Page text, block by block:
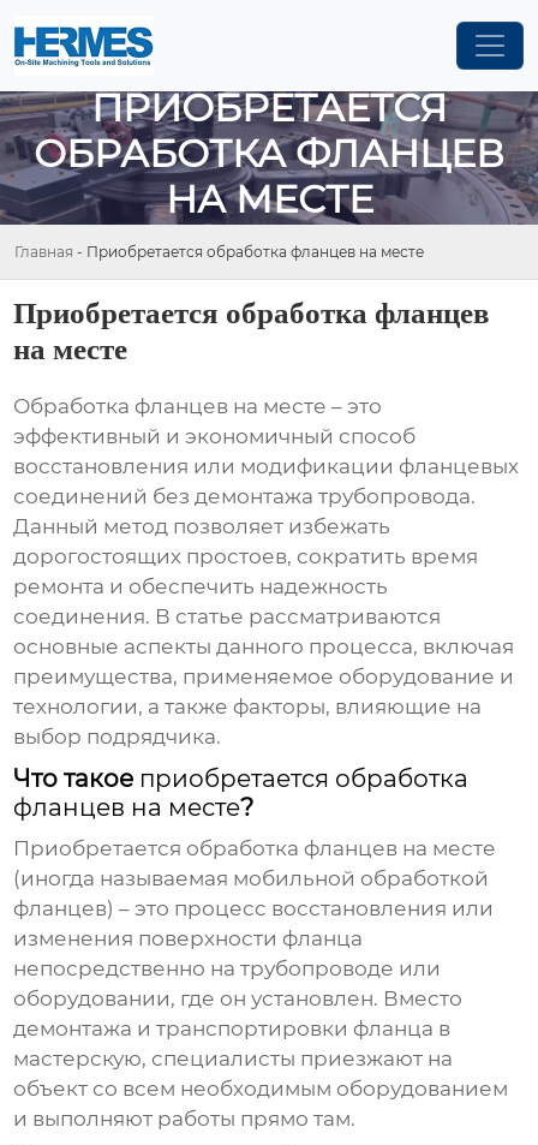
ПРИОБРЕТАЕТСЯ
ОБРАБОТКА ФЛАНЦЕВ
НА МЕСТЕ
Главная - Приобретается обработка фланцев на месте
Приобретается обработка фланцев
на месте
Обработка фланцев на месте – это
эффективный и экономичный способ
восстановления или модификации фланцевых
соединений без демонтажа трубопровода.
Данный метод позволяет избежать
дорогостоящих простоев, сократить время
ремонта и обеспечить надежность
соединения. В статье рассматриваются
основные аспекты данного процесса, включая
преимущества, применяемое оборудование и
технологии, а также факторы, влияющие на
выбор подрядчика.
Что такое приобретается обработка
фланцев на месте?
Приобретается обработка фланцев на месте
(иногда называемая мобильной обработкой
фланцев) – это процесс восстановления или
изменения поверхности фланца
непосредственно на трубопроводе или
оборудовании, где он установлен. Вместо
демонтажа и транспортировки фланца в
мастерскую, специалисты приезжают на
объект со всем необходимым оборудованием
и выполняют работы прямо там.